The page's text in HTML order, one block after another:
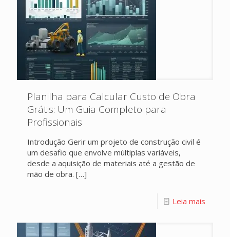
Planilha para Calcular Custo de Obra
Grátis: Um Guia Completo para
Profissionais
Introdução Gerir um projeto de construção civil é
um desafio que envolve múltiplas variáveis,
desde a aquisição de materiais até a gestão de
mão de obra. […]
Leia mais